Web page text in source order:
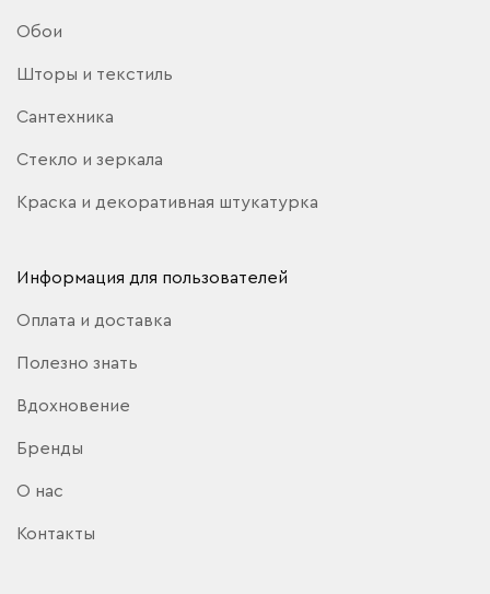
Обои
Шторы и текстиль
Сантехника
Стекло и зеркала
Краска и декоративная штукатурка
Информация для пользователей
Оплата и доставка
Полезно знать
Вдохновение
Бренды
О нас
Контакты